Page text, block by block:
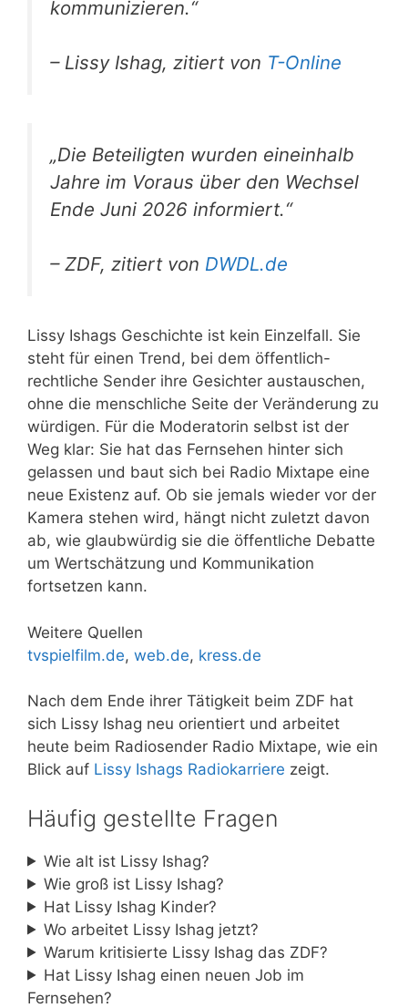
kommunizieren.“
– Lissy Ishag, zitiert von T-Online
„Die Beteiligten wurden eineinhalb
Jahre im Voraus über den Wechsel
Ende Juni 2026 informiert.“
– ZDF, zitiert von DWDL.de
Lissy Ishags Geschichte ist kein Einzelfall. Sie
steht für einen Trend, bei dem öffentlich-
rechtliche Sender ihre Gesichter austauschen,
ohne die menschliche Seite der Veränderung zu
würdigen. Für die Moderatorin selbst ist der
Weg klar: Sie hat das Fernsehen hinter sich
gelassen und baut sich bei Radio Mixtape eine
neue Existenz auf. Ob sie jemals wieder vor der
Kamera stehen wird, hängt nicht zuletzt davon
ab, wie glaubwürdig sie die öffentliche Debatte
um Wertschätzung und Kommunikation
fortsetzen kann.
Weitere Quellen
tvspielfilm.de, web.de, kress.de
Nach dem Ende ihrer Tätigkeit beim ZDF hat
sich Lissy Ishag neu orientiert und arbeitet
heute beim Radiosender Radio Mixtape, wie ein
Blick auf Lissy Ishags Radiokarriere zeigt.
Häufig gestellte Fragen
Wie alt ist Lissy Ishag?
Wie groß ist Lissy Ishag?
Hat Lissy Ishag Kinder?
Wo arbeitet Lissy Ishag jetzt?
Warum kritisierte Lissy Ishag das ZDF?
Hat Lissy Ishag einen neuen Job im
Fernsehen?